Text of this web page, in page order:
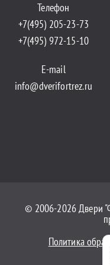
Телефон
+7(495) 205-23-73
+7(495) 972-15-10
E-mail
info@dverifortrez.ru
© 2006-2026 Двери
Политика